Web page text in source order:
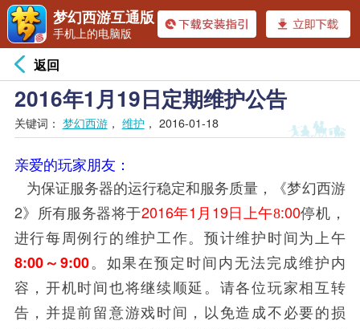
返回
2016年1月19日定期维护公告
关键词： 梦幻西游， 维护 ， 2016-01-18
亲爱的玩家朋友：
为保证服务器的运行稳定和服务质量，《梦幻西游
2》所有服务器将于2016年1 月 19 日上午8:00停机，
进行每周例行的维护工作。预计维护时间为上午
8:00～ 9:00。如果在预定时间内无法完成维护内
容，开机时间也将继续顺延。请各位玩家相互转
告，并提前留意游戏时间，以免造成不必要的损
梦幻西游互通版
手机上的电脑版